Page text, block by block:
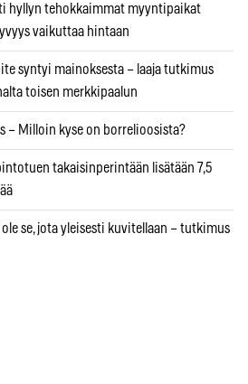
hyllyn tehokkaimmat myyntipaikat
vaikuttaa hintaan
syntyi mainoksesta – laaja tutkimus
toisen merkkipaalun
– Milloin kyse on borrelioosista?
takaisinperintään lisätään 7,5
se, jota yleisesti kuvitellaan – tutkimus